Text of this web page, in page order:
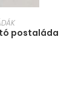
postaláda